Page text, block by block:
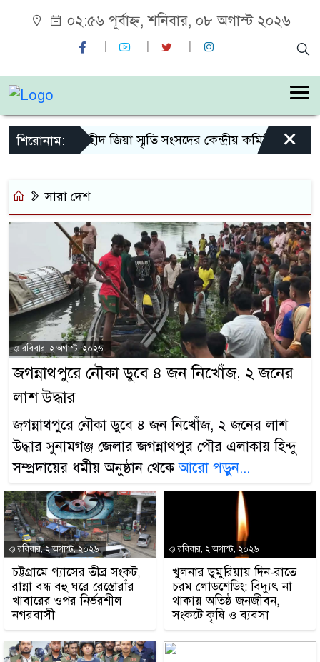
০২:৫৬ পূর্বাহ্ন, শনিবার, ০৮ অগাস্ট ২০২৬
শিরোনাম:শহীদ জিয়া স্মৃতি সংসদের কেন্দ্রীয় কমিটির সহ-
×
সারা দেশ
রবিবার, ২ অগাস্ট, ২০২৬
জগন্নাথপুরে নৌকা ডুবে ৪ জন নিখোঁজ, ২ জনের
লাশ উদ্ধার
জগন্নাথপুরে নৌকা ডুবে ৪ জন নিখোঁজ, ২ জনের লাশ
উদ্ধার সুনামগঞ্জ জেলার জগন্নাথপুর পৌর এলাকায় হিন্দু
সম্প্রদায়ের ধর্মীয় অনুষ্ঠান থেকেআরো পড়ুন...
রবিবার, ২ অগাস্ট, ২০২৬
চট্টগ্রামে গ্যাসের তীব্র সংকট,
রান্না বন্ধ বহু ঘরে রেস্তোরাঁর
খাবারের ওপর নির্ভরশীল
নগরবাসী
রবিবার, ২ অগাস্ট, ২০২৬
খুলনার ডুমুরিয়ায় দিন-রাতে
চরম লোডশেডিং: বিদ্যুৎ না
থাকায় অতিষ্ঠ জনজীবন,
সংকটে কৃষি ও ব্যবসা